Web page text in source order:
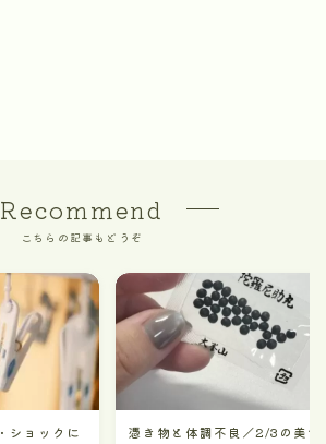
Recommend
こちらの記事もどうぞ
ショックに
憑き物と体調不良／2/3の美食